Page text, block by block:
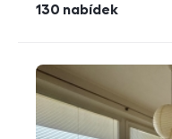
130 nabídek